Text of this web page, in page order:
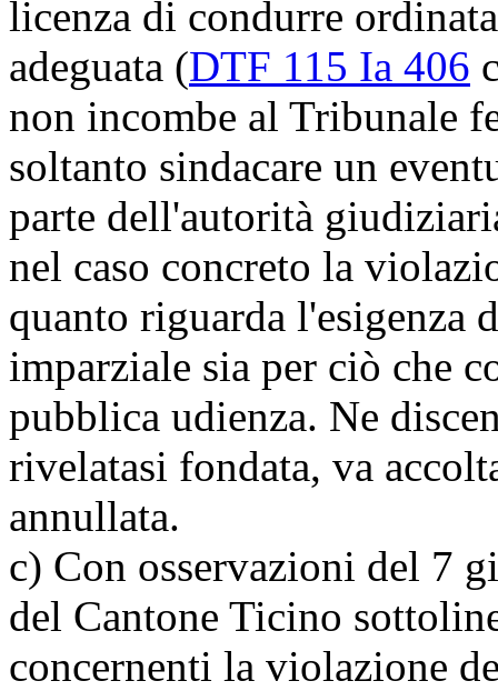
licenza di condurre
adeguata (DTF 115 Ia 406
non incombe al Tribunale
soltanto sindacare un
parte dell'autorità
nel caso concreto la
quanto riguarda l'esigenza
imparziale sia per ciò che
pubblica udienza. Ne
rivelatasi fondata, va
annullata.
c) Con osservazioni del 7
del Cantone Ticino
concernenti la violazione